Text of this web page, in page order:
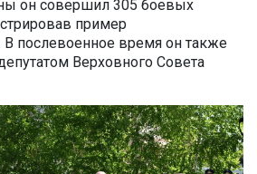
он совершил 305 боевых
в пример
В послевоенное время он также
Верховного Совета